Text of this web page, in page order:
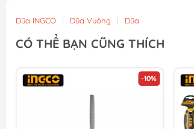
Dũa INGCO | Dũa Vuông | Dũa
CÓ THỂ BẠN CŨNG THÍCH
-10%